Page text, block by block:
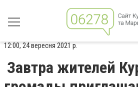
12:00, 24 вересня 2021 р.
Завтра жителей